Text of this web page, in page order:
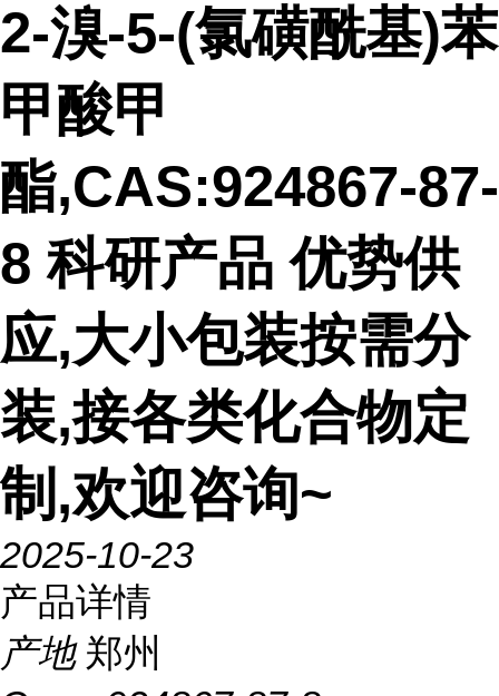
2-溴-5-(氯磺酰基)苯
甲酸甲
酯,CAS:924867-87-
8 科研产品 优势供
应,大小包装按需分
装,接各类化合物定
制,欢迎咨询~
2025-10-23
产品详情
产地 郑州